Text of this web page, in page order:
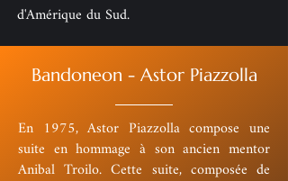
d'Amérique du Sud.
Bandoneon - Astor Piazzolla
En 1975, Astor Piazzolla compose une
suite en hommage à son ancien mentor
Anibal Troilo. Cette suite, composée de